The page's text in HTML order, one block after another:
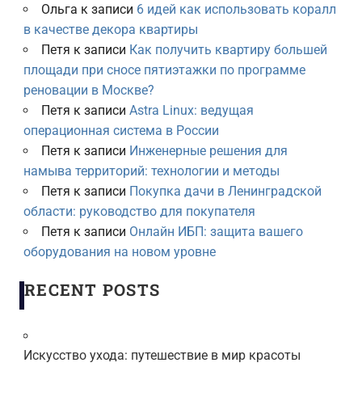
Ольга к записи 6 идей как использовать коралл
в качестве декора квартиры
Петя к записи Как получить квартиру большей
площади при сносе пятиэтажки по программе
реновации в Москве?
Петя к записи Astra Linux: ведущая
операционная система в России
Петя к записи Инженерные решения для
намыва территорий: технологии и методы
Петя к записи Покупка дачи в Ленинградской
области: руководство для покупателя
Петя к записи Онлайн ИБП: защита вашего
оборудования на новом уровне
RECENT POSTS
Искусство ухода: путешествие в мир красоты